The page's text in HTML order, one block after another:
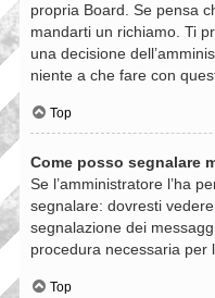
propria Board. Se pensa
mandarti un richiamo. Ti
una decisione
niente a che fare con
Top
Come posso segnalare
Se l’amministratore l’ha
segnalare: dovresti
segnalazione dei
procedura necessaria per
Top